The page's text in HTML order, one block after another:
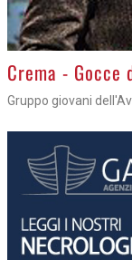
Crema -
Gruppo giovani